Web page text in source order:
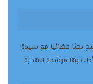
بحثا قضائيا مع سيدة
بها مرشحة للهجرة